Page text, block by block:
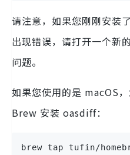
请注意，如果您刚刚安装
出现错误，请打开一个新
问题。
如果您使用的是 macOS
Brew 安装 oasdiff：
brew tap tufin/